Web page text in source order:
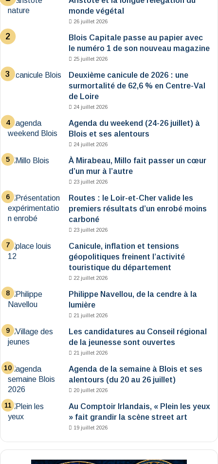
monde végétal
26 juillet 2026
Blois Capitale passe au papier avec
le numéro 1 de son nouveau magazine
25 juillet 2026
Deuxième canicule de 2026 : une
surmortalité de 62,6 % en Centre-Val
de Loire
24 juillet 2026
Agenda du weekend (24-26 juillet) à
Blois et ses alentours
24 juillet 2026
À Mirabeau, Millo fait passer un cœur
d’un mur à l’autre
23 juillet 2026
Routes : le Loir-et-Cher valide les
premiers résultats d’un enrobé moins
carboné
23 juillet 2026
Canicule, inflation et tensions
géopolitiques freinent l’activité
touristique du département
22 juillet 2026
Philippe Navellou, de la cendre à la
lumière
21 juillet 2026
Les candidatures au Conseil régional
de la jeunesse sont ouvertes
21 juillet 2026
Agenda de la semaine à Blois et ses
alentours (du 20 au 26 juillet)
20 juillet 2026
Au Comptoir Irlandais, « Plein les yeux
» fait grandir la scène street art
19 juillet 2026